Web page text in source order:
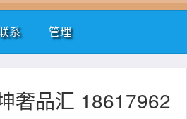
系 管理
奢品汇 18617962